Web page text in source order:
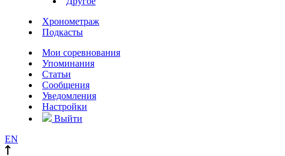
Хронометраж
Подкасты
Мои соревнования
Упоминания
Статьи
Сообщения
Уведомления
Настройки
Выйти
EN